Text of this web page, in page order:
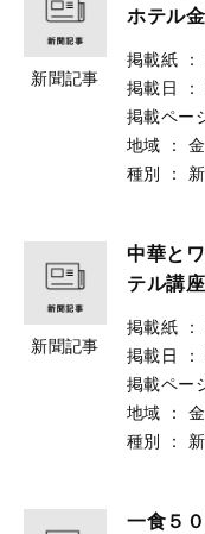
新聞記事
ホテル
掲載紙 ：
掲載日
：
掲載ペー
地域
：
種別
：
新聞記事
中華と
テル講座
掲載紙 ：
掲載日
：
掲載ペー
地域
：
種別
：
一食５